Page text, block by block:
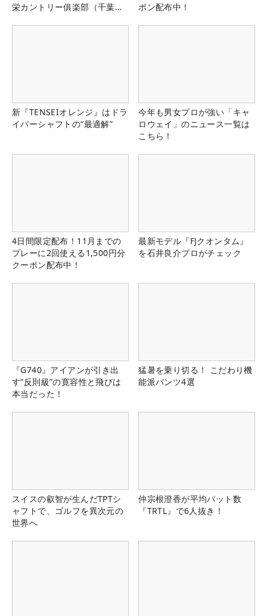
栄カントリー俱楽部（千葉
ポン配布中！
新『TENSEIオレンジ』はドラ
イバーシャフトの“最適解”
今年も男女プロが強い「キャ
ロウェイ」のニュース一覧は
こちら！
4日間限定配布！11月までの
プレーに2回使える1,500円分
クーポン配布中！
最新モデル『FJクオンタム』
を石井良介プロがチェック
『G740』アイアンが引き出
す“反則級”の寛容性と飛びは
本当だった！
猛暑を乗り切る！ こだわり機
能派パンツ4選
スイスの叡智が生んだTPTシ
ャフトで、ゴルフを異次元の
世界へ
仲宗根澄香が平均パット数
『TRTL』で6人抜き！